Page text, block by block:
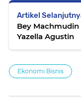
Artikel
Bey
Yazella Agustin
Ekonomi Bisnis